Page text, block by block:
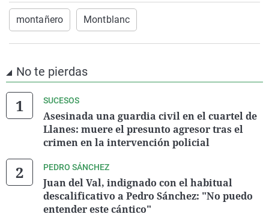
montañero Montblanc
No te pierdas
SUCESOS
Asesinada una guardia civil en el cuartel de
Llanes: muere el presunto agresor tras el
crimen en la intervención policial
PEDRO SÁNCHEZ
Juan del Val, indignado con el habitual
descalificativo a Pedro Sánchez: "No puedo
entender este cántico"